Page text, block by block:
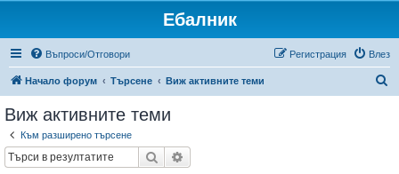
Ебалник
Въпроси/Отговори Влез
Регистрация
Начало форум Търсене Виж активните теми
Виж активните теми
Към разширено търсене
Търсене